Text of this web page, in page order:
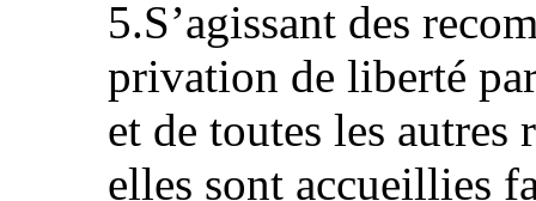
5.S’agissant des
privation de liberté
et de toutes les autres
elles sont accueillies